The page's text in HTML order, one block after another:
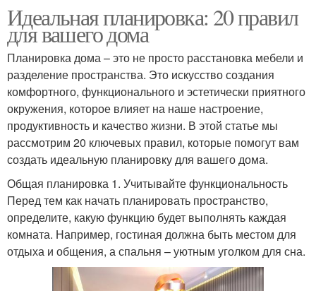
Идеальная планировка: 20 правил
для вашего дома
Планировка дома – это не просто расстановка мебели и
разделение пространства. Это искусство создания
комфортного, функционального и эстетически приятного
окружения, которое влияет на наше настроение,
продуктивность и качество жизни. В этой статье мы
рассмотрим 20 ключевых правил, которые помогут вам
создать идеальную планировку для вашего дома.
Общая планировка 1. Учитывайте функциональность
Перед тем как начать планировать пространство,
определите, какую функцию будет выполнять каждая
комната. Например, гостиная должна быть местом для
отдыха и общения, а спальня – уютным уголком для сна.